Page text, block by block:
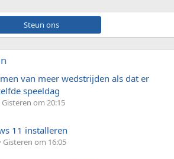
ons
van meer wedstrijden als dat er
speeldag
Gisteren om 20:15
11 installeren
Gisteren om 16:05